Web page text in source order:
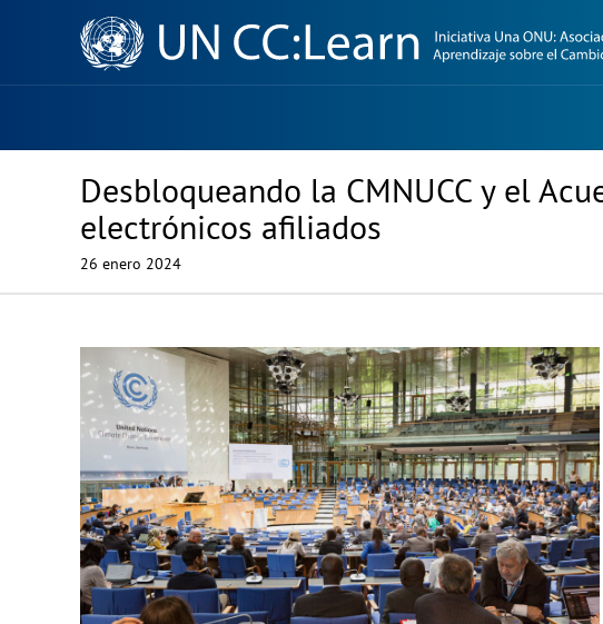
Knowledge
Sharing
Platform
Desbloqueando la CMNUCC y el
electrónicos afiliados
26 enero 2024